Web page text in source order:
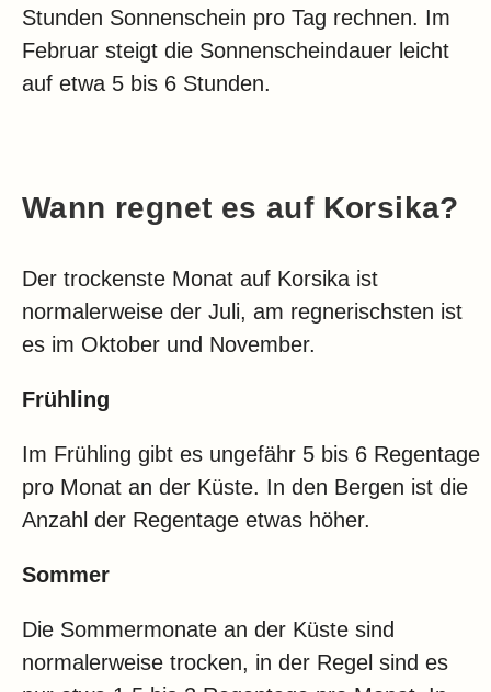
Stunden Sonnenschein pro Tag rechnen. Im
Februar steigt die Sonnenscheindauer leicht
auf etwa 5 bis 6 Stunden.
Wann regnet es auf Korsika?
Der trockenste Monat auf Korsika ist
normalerweise der Juli, am regnerischsten ist
es im Oktober und November.
Frühling
Im Frühling gibt es ungefähr 5 bis 6 Regentage
pro Monat an der Küste. In den Bergen ist die
Anzahl der Regentage etwas höher.
Sommer
Die Sommermonate an der Küste sind
normalerweise trocken, in der Regel sind es